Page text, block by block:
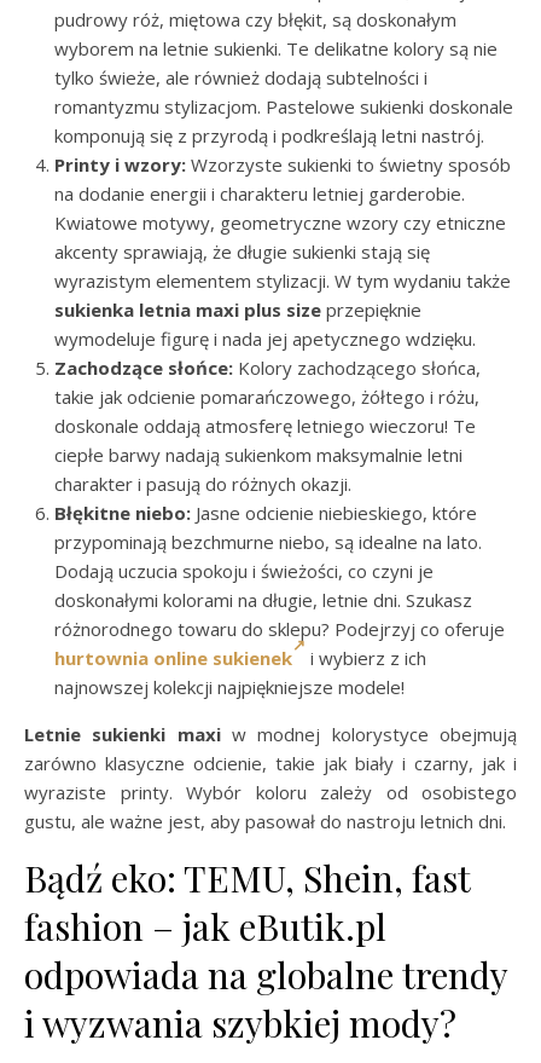
pudrowy róż, miętowa czy błękit, są doskonałym
wyborem na letnie sukienki. Te delikatne kolory są nie
tylko świeże, ale również dodają subtelności i
romantyzmu stylizacjom. Pastelowe sukienki doskonale
komponują się z przyrodą i podkreślają letni nastrój.
Printy i wzory: Wzorzyste sukienki to świetny sposób
na dodanie energii i charakteru letniej garderobie.
Kwiatowe motywy, geometryczne wzory czy etniczne
akcenty sprawiają, że długie sukienki stają się
wyrazistym elementem stylizacji. W tym wydaniu także
sukienka letnia maxi plus size przepięknie
wymodeluje figurę i nada jej apetycznego wdzięku.
Zachodzące słońce: Kolory zachodzącego słońca,
takie jak odcienie pomarańczowego, żółtego i różu,
doskonale oddają atmosferę letniego wieczoru! Te
ciepłe barwy nadają sukienkom maksymalnie letni
charakter i pasują do różnych okazji.
Błękitne niebo: Jasne odcienie niebieskiego, które
przypominają bezchmurne niebo, są idealne na lato.
Dodają uczucia spokoju i świeżości, co czyni je
doskonałymi kolorami na długie, letnie dni. Szukasz
różnorodnego towaru do sklepu? Podejrzyj co oferuje
hurtownia online sukienek
i wybierz z ich
najnowszej kolekcji najpiękniejsze modele!
Letnie sukienki maxiw modnej kolorystyce obejmują
zarówno klasyczne odcienie, takie jak biały i czarny, jak i
wyraziste printy. Wybór koloru zależy od osobistego
gustu, ale ważne jest, aby pasował do nastroju letnich dni.
Bądź eko: TEMU, Shein, fast
fashion – jak eButik.pl
odpowiada na globalne trendy
i wyzwania szybkiej mody?